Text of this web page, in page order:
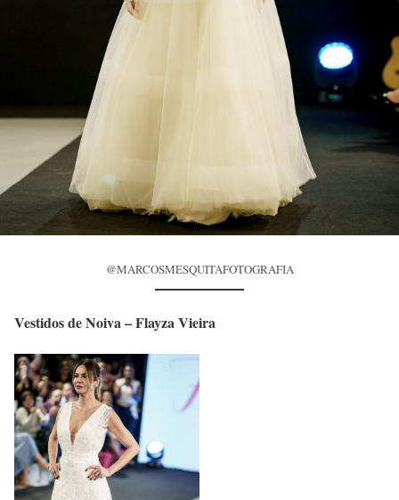
@MARCOSMESQUITAFOTOGRAFIA
Vestidos de Noiva – Flayza Vieira